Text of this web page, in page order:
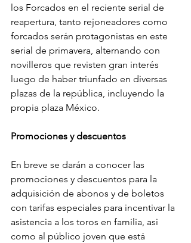
los Forcados en el reciente serial de
reapertura, tanto rejoneadores como
forcados serán protagonistas en este
serial de primavera, alternando con
novilleros que revisten gran interés
luego de haber triunfado en diversas
plazas de la república, incluyendo la
propia plaza México.
Promociones y descuentos
En breve se darán a conocer las
promociones y descuentos para la
adquisición de abonos y de boletos
con tarifas especiales para incentivar la
asistencia a los toros en familia, asi
como al público joven que está